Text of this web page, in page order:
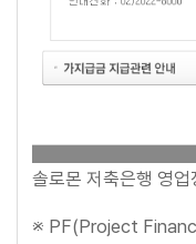
솔로몬 저축은행 영
※ PF(Project